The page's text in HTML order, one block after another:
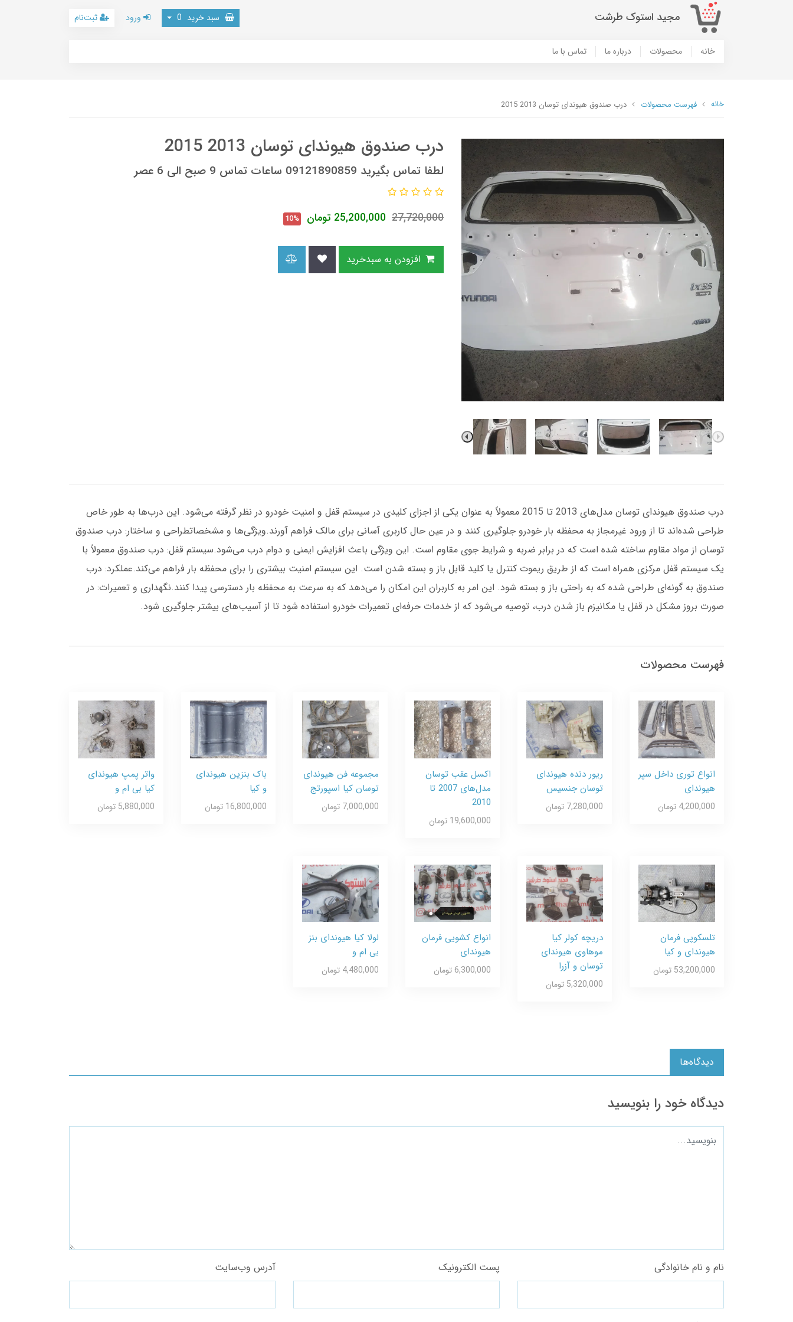
مجید استوک طرشت سبد خرید 0 ورود ثبت‌نام
خانه محصولات درباره ما تماس با ما
خانه فهرست محصولات درب صندوق هیوندای توسان 2013 2015
درب صندوق هیوندای توسان 2013 2015
لطفا تماس بگیرید 09121890859 ساعات تماس 9 صبح الی 6 عصر
27,720,000
25,200,000 تومان 10%
درب صندوق هیوندای توسان مدل‌های 2013 تا 2015 معمولاً به عنوان یکی از اجزای کلیدی در سیستم قفل و امنیت خودرو در نظر گرفته می‌شود. این درب‌ها به طور خاص
طراحی شده‌اند تا از ورود غیرمجاز به محفظه بار خودرو جلوگیری کنند و در عین حال کاربری آسانی برای مالک فراهم آورند.ویژگی‌ها و مشخصاتطراحی و ساختار: درب صندوق
توسان از مواد مقاوم ساخته شده است که در برابر ضربه و شرایط جوی مقاوم است. این ویژگی باعث افزایش ایمنی و دوام درب می‌شود.سیستم قفل: درب صندوق معمولاً با
یک سیستم قفل مرکزی همراه است که از طریق ریموت کنترل یا کلید قابل باز و بسته شدن است. این سیستم امنیت بیشتری را برای محفظه بار فراهم می‌کند.عملکرد: درب
صندوق به گونه‌ای طراحی شده که به راحتی باز و بسته شود. این امر به کاربران این امکان را می‌دهد که به سرعت به محفظه بار دسترسی پیدا کنند.نگهداری و تعمیرات: در
صورت بروز مشکل در قفل یا مکانیزم باز شدن درب، توصیه می‌شود که از خدمات حرفه‌ای تعمیرات خودرو استفاده شود تا از آسیب‌های بیشتر جلوگیری شود.
فهرست محصولات
انواع توری داخل سپر
هیوندای
4,200,000 تومان
ریور دنده هیوندای
توسان جنسیس
7,280,000 تومان
اکسل عقب توسان
مدل‌های 2007 تا
2010
19,600,000 تومان
مجموعه فن هیوندای
توسان کیا اسپورتج
7,000,000 تومان
باک بنزین هیوندای
و کیا
16,800,000 تومان
واتر پمپ هیوندای
کیا بی ام و
5,880,000 تومان
تلسکوپی فرمان
هیوندای و کیا
53,200,000 تومان
دریچه کولر کیا
موهاوی هیوندای
توسان و آزرا
5,320,000 تومان
انواع کشویی فرمان
هیوندای
6,300,000 تومان
لولا کیا هیوندای بنز
بی ام و
4,480,000 تومان
دیدگاه‌ها
دیدگاه خود را بنویسید
نام و نام خانوادگی پست الکترونیک آدرس وب‌سایت